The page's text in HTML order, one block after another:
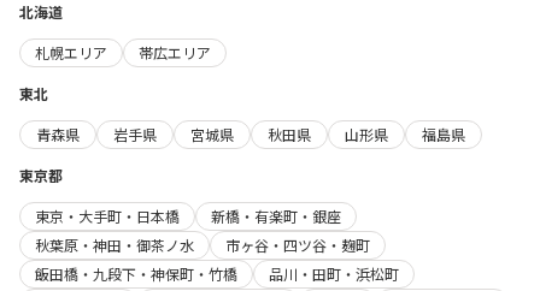
北海道
札幌エリア
帯広エリア
東北
青森県
岩手県 宮城県 秋田県 山形県
福島県
東京都
東京・大手町・日本橋
新橋・有楽町・銀座
秋葉原・神田・御茶ノ水
市ヶ谷・四ツ谷・麹町
飯田橋・九段下・神保町・竹橋
品川・田町・浜松町